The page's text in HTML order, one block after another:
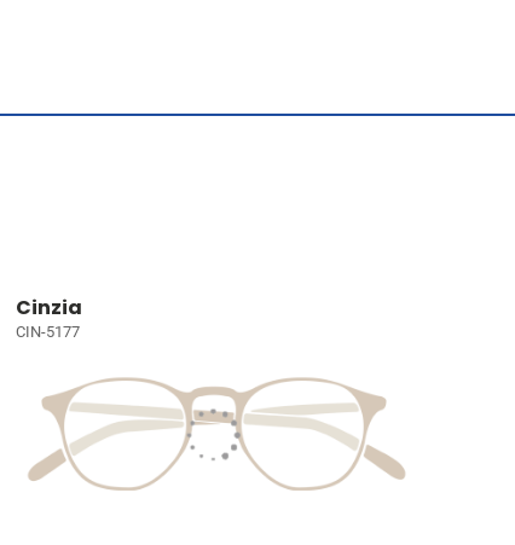
Cinzia
CIN-5177